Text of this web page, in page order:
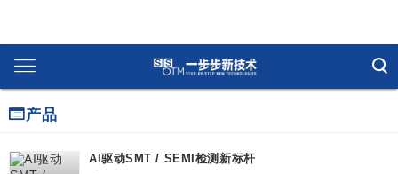
产品
AI驱动SMT / SEMI检测新标杆